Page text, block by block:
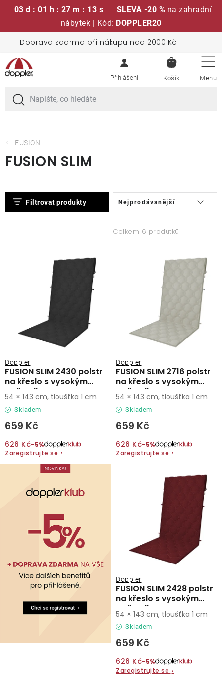
03 d : 01 h : 27 m : 13 s SLEVA -20 % na zahradní
nábytek | Kód: DOPPLER20
obsah
Doprava zdarma při nákupu nad 2000 Kč
KOŠÍK
Sedací soupravy
Slunečníky
Křesla a židle
Stoly
Deštníky
Gastro produkty
Kolekce
Prodávané značky
O nás
Kontakty
FUSION
FUSION SLIM
Filtrovat produkty
V
ý
ů
Celkem 6 produtků
Ř
a
z
t
ů
Nejprodávanější
FUSION SLIM 2430 polstr
na křeslo s vysokým
opěradlem
Doppler
Skladem
659 Kč
626 Kč−5%
Zaregistrujte se ›
54 × 143 cm, tloušťka 1 cm
FUSION SLIM 2716 polstr
na křeslo s vysokým
opěradlem
Doppler
Skladem
659 Kč
626 Kč−5%
Zaregistrujte se ›
54 × 143 cm, tloušťka 1 cm
FUSION SLIM 2428 polstr
na křeslo s vysokým
opěradlem
Doppler
Skladem
659 Kč
626 Kč−5%
Zaregistrujte se ›
54 × 143 cm, tloušťka 1 cm